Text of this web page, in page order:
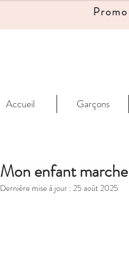
Accueil Garçons
Mon enfant
Dernière mise à jour : 25 août 2025